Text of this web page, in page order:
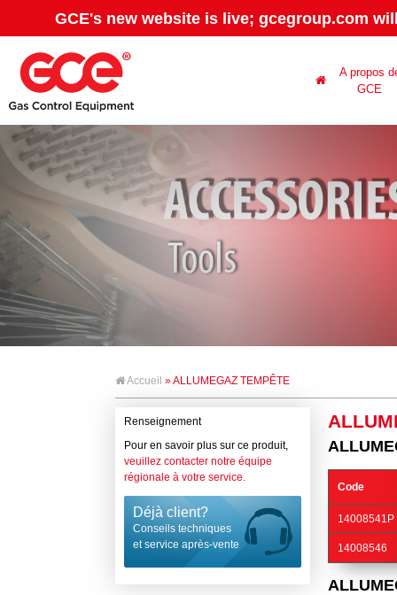
GCE's new website is live; gcegroup.com
A propos
GCE
Accueil » ALLUMEGAZ TEMPÊTE
Renseignement
Pour en savoir plus sur ce produit,
veuillez contacter notre équipe
régionale à votre service.
Déjà client?
Conseils techniques
et service après-vente
Code
14008541P
14008546